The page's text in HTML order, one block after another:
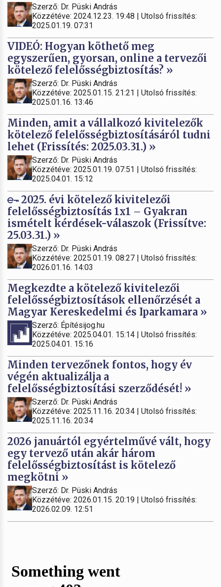
Szerző: Dr. Püski András
Közzétéve: 2024.12.23. 19:48 | Utolsó frissítés:
2025.01.19. 07:31
VIDEÓ: Hogyan köthető meg
egyszerűen, gyorsan, online a tervezői
kötelező felelősségbiztosítás? »
Szerző: Dr. Püski András
Közzétéve: 2025.01.15. 21:21 | Utolsó frissítés:
2025.01.16. 13:46
Minden, amit a vállalkozó kivitelezők
kötelező felelősségbiztosításáról tudni
lehet (Frissítés: 2025.03.31.) »
Szerző: Dr. Püski András
Közzétéve: 2025.01.19. 07:51 | Utolsó frissítés:
2025.04.01. 15:12
2025. évi kötelező kivitelezői
felelősségbiztosítás 1x1 – Gyakran
ismételt kérdések-válaszok (Frissítve:
25.03.31.) »
Szerző: Dr. Püski András
Közzétéve: 2025.01.19. 08:27 | Utolsó frissítés:
2026.01.16. 14:03
Megkezdte a kötelező kivitelezői
felelősségbiztosítások ellenőrzését a
Magyar Kereskedelmi és Iparkamara »
Szerző: Építésijog.hu
Közzétéve: 2025.04.01. 15:14 | Utolsó frissítés:
2025.04.01. 15:16
Minden tervezőnek fontos, hogy év
végén aktualizálja a
felelősségbiztosítási szerződését! »
Szerző: Dr. Püski András
Közzétéve: 2025.11.16. 20:34 | Utolsó frissítés:
2025.11.16. 20:34
2026 januártól egyértelművé vált, hogy
egy tervező után akár három
felelősségbiztosítást is kötelező
megkötni »
Szerző: Dr. Püski András
Közzétéve: 2026.01.15. 20:19 | Utolsó frissítés:
2026.02.09. 12:51